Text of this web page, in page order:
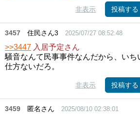
非表示 投稿する
3457 住民さん3 2025/07/27 08:52:48
>>3447 入居予定さん
騒音なんて民事事件なんだから、いち
仕方ないだろ。
非表示 投稿する
3459 匿名さん 2025/08/10 02:38:01